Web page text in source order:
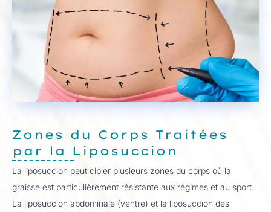
Zones du Corps Traitées
par la Liposuccion
La liposuccion peut cibler plusieurs zones du corps où la
graisse est particulièrement résistante aux régimes et au sport.
La liposuccion abdominale (ventre) et la liposuccion des